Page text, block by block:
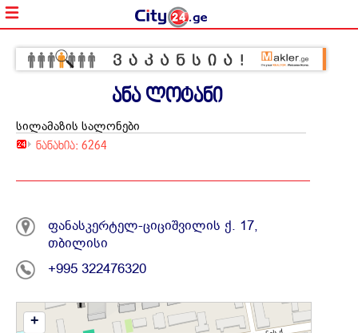
ანა ლოტანი
სილამაზის სალონები
ნანახია: 6264
ფანასკერტელ-ციციშვილის ქ. 17,
თბილისი
+995 322476320
+